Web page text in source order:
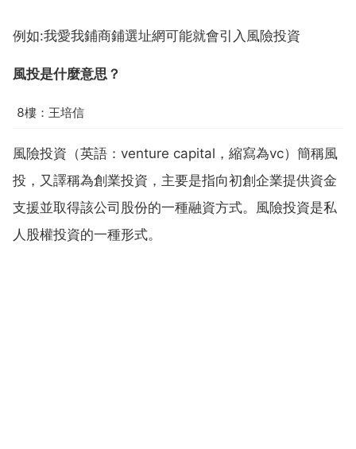
例如:我愛我鋪商鋪選址網可能就會引入風險投資
風投是什麼意思？
8樓：王培信
風險投資（英語：venture capital，縮寫為vc）簡稱風
投，又譯稱為創業投資，主要是指向初創企業提供資金
支援並取得該公司股份的一種融資方式。風險投資是私
人股權投資的一種形式。